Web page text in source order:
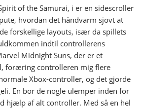
of the Samurai, i er en sidescroller
hvordan det håndvarm sjovt at
forskellige layouts, især da spillets
indtil controllerens
Midnight Suns, der er et
foræring controlleren mig flere
Xbox-controller, og det gjorde
En bor de nogle ulemper inden for
hjælp af alt controller. Med så en hel